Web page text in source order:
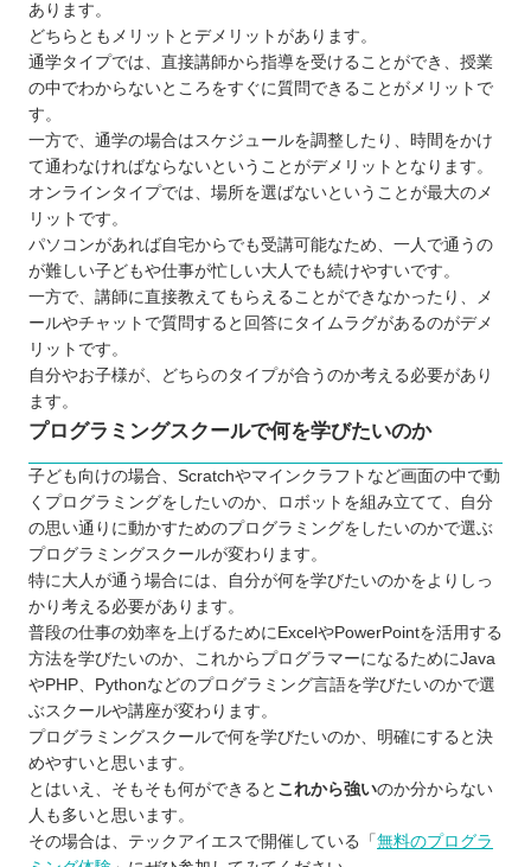
あります。
どちらともメリットとデメリットがあります。
通学タイプでは、直接講師から指導を受けることができ、授業
の中でわからないところをすぐに質問できることがメリットで
す。
一方で、通学の場合はスケジュールを調整したり、時間をかけ
て通わなければならないということがデメリットとなります。
オンラインタイプでは、場所を選ばないということが最大のメ
リットです。
パソコンがあれば自宅からでも受講可能なため、一人で通うの
が難しい子どもや仕事が忙しい大人でも続けやすいです。
一方で、講師に直接教えてもらえることができなかったり、メ
ールやチャットで質問すると回答にタイムラグがあるのがデメ
リットです。
自分やお子様が、どちらのタイプが合うのか考える必要があり
ます。
プログラミングスクールで何を学びたいのか
子ども向けの場合、Scratchやマインクラフトなど画面の中で動
くプログラミングをしたいのか、ロボットを組み立てて、自分
の思い通りに動かすためのプログラミングをしたいのかで選ぶ
プログラミングスクールが変わります。
特に大人が通う場合には、自分が何を学びたいのかをよりしっ
かり考える必要があります。
普段の仕事の効率を上げるためにExcelやPowerPointを活用する
方法を学びたいのか、これからプログラマーになるためにJava
やPHP、Pythonなどのプログラミング言語を学びたいのかで選
ぶスクールや講座が変わります。
プログラミングスクールで何を学びたいのか、明確にすると決
めやすいと思います。
とはいえ、そもそも何ができると これから強いのか分からない
人も多いと思います。
その場合は、テックアイエスで開催している「 無料のプログラ